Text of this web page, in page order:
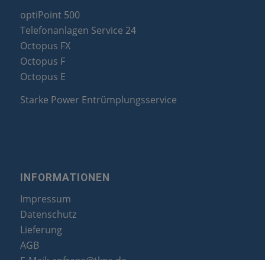
optiPoint 500
Telefonanlagen Service 24
Octopus FX
Octopus F
Octopus E
Starke Power Entrümplungsservice
INFORMATIONEN
Impressum
Datenschutz
Lieferung
AGB